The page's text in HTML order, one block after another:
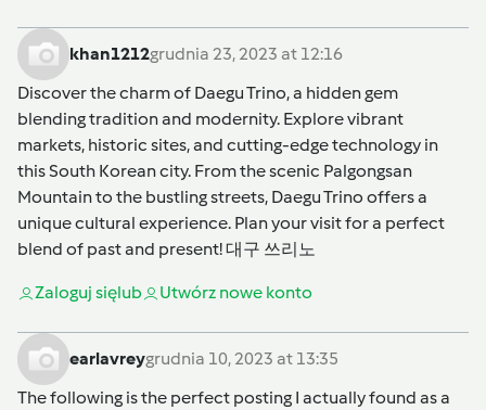
khan1212grudnia 23, 2023 at 12:16
Discover the charm of Daegu Trino, a hidden gem
blending tradition and modernity. Explore vibrant
markets, historic sites, and cutting-edge technology in
this South Korean city. From the scenic Palgongsan
Mountain to the bustling streets, Daegu Trino offers a
unique cultural experience. Plan your visit for a perfect
blend of past and present!대구 쓰리노
Zaloguj sięlub Utwórz nowe konto
earlavreygrudnia 10, 2023 at 13:35
The following is the perfect posting I actually found as a